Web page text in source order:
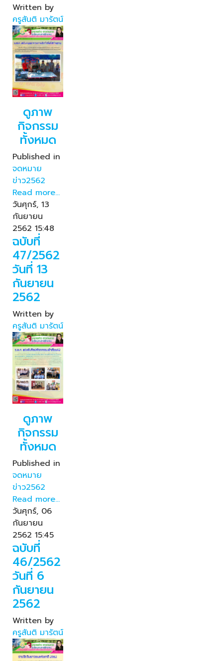
Written by
ครูสันติ มารัตน์
ดูภาพ
กิจกรรม
ทั้งหมด
Published in
จดหมาย
ข่าว2562
Read more...
วันศุกร์, 13
กันยายน
2562 15:48
ฉบับที่
47/2562
วันที่ 13
กันยายน
2562
Written by
ครูสันติ มารัตน์
ดูภาพ
กิจกรรม
ทั้งหมด
Published in
จดหมาย
ข่าว2562
Read more...
วันศุกร์, 06
กันยายน
2562 15:45
ฉบับที่
46/2562
วันที่ 6
กันยายน
2562
Written by
ครูสันติ มารัตน์